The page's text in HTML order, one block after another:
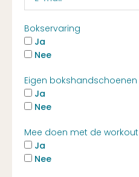
Bokservaring
Ja
Nee
Eigen bokshandschoenen
Ja
Nee
Mee doen met de workout
Ja
Nee